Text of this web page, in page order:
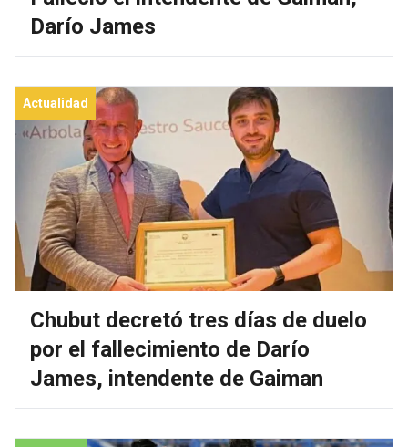
Darío James
Actualidad
Chubut decretó tres días de duelo
por el fallecimiento de Darío
James, intendente de Gaiman